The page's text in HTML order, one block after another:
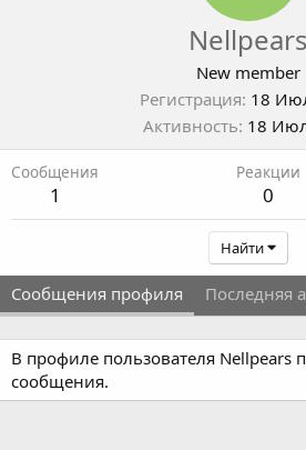
Nellpears
New member
Регистрация 18
Активность 18
Сообщения
1
Реакции
0
Найти
Сообщения профиля Последняя
В профиле пользователя Nellpears
сообщения.